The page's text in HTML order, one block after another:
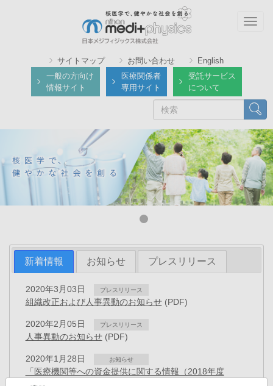
サイトマップ お問い合わせ
English
一般の方向け
情報サイト
医療関係者
専用サイト
受託サービス
について
検索
新着情報 お知らせ プレスリリース
2020年3月03日 プレスリリース
組織改正および人事異動のお知らせ(PDF)
2020年2月05日 プレスリリース
人事異動のお知らせ(PDF)
2020年1月28日 お知らせ
「医療機関等への資金提供に関する情報（2018年度